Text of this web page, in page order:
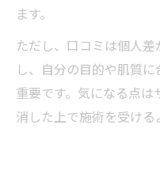
ます。
ただし、口コミは個人
し、自分の目的や肌質
重要です。気になる点
消した上で施術を受ける